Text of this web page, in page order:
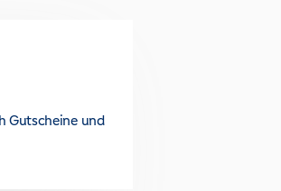
Gutscheine und